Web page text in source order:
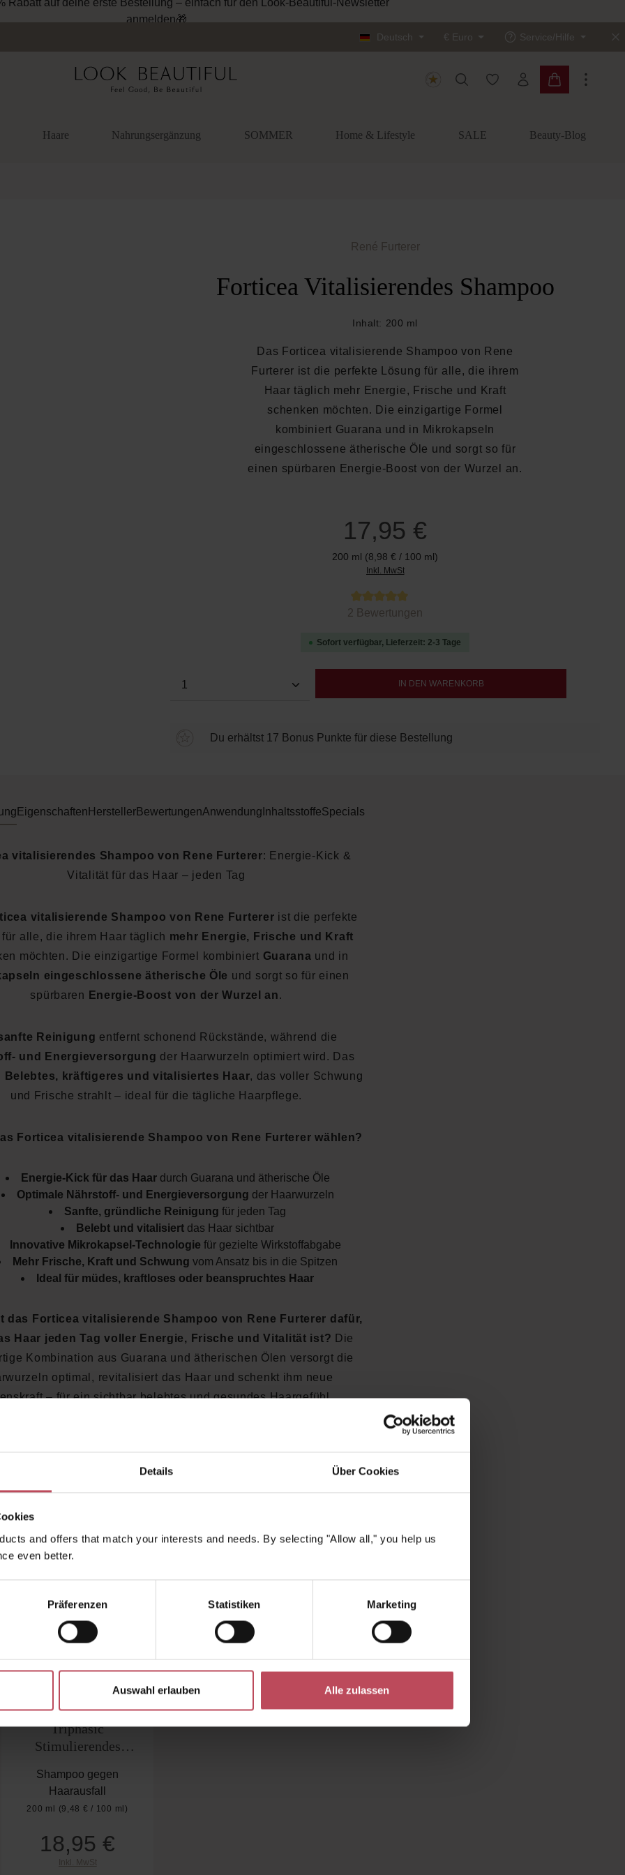
Details Über Cookies
and offers that match your interests and needs. By selecting "Allow all," you help us
even better.
Präferenzen Statistiken Marketing
Auswahl erlauben Alle zulassen
Rabatt auf deine erste Bestellung – einfach für den Look-Beautiful-Newsletter
anmelden🎁
Deutsch € Euro Service/Hilfe
Du hast 0 Produkte auf
Warenkorb
Haare Nahrungsergänzung SOMMER Home & Lifestyle SALE Beauty-Blog
René Furterer
Forticea Vitalisierendes Shampoo
Inhalt: 200 ml
Das Forticea vitalisierende Shampoo von Rene
Furterer ist die perfekte Lösung für alle, die ihrem
Haar täglich mehr Energie, Frische und Kraft
schenken möchten. Die einzigartige Formel
kombiniert Guarana und in Mikrokapseln
eingeschlossene ätherische Öle und sorgt so für
einen spürbaren Energie-Boost von der Wurzel an.
17,95 €
200 ml (8,98 € / 100 ml)
Inkl. MwSt
Durchschnittliche Bewertung von 5 von 5 Sternen
2 Bewertungen
Sofort verfügbar, Lieferzeit: 2-3 Tage
Produkt Anzahl: Gib den gewünschten Wert ein oder
IN DEN WARENKORB
Du erhältst 17 Bonus Punkte für diese Bestellung
Eigenschaften HerstellerBewertungenAnwendung InhaltsstoffeSpecials
vitalisierendes Shampoo von Rene Furterer: Energie-Kick &
Vitalität für das Haar – jeden Tag
vitalisierende Shampoo von Rene Furterer ist die perfekte
für alle, die ihrem Haar täglich mehr Energie, Frische und Kraft
möchten. Die einzigartige Formel kombiniert Guarana und in
eingeschlossene ätherische Öle und sorgt so für einen
spürbaren Energie-Boost von der Wurzel an.
Reinigung entfernt schonend Rückstände, während die
und Energieversorgung der Haarwurzeln optimiert wird. Das
Belebtes, kräftigeres und vitalisiertes Haar, das voller Schwung
und Frische strahlt – ideal für die tägliche Haarpflege.
Forticea vitalisierende Shampoo von Rene Furterer wählen?
Energie-Kick für das Haardurch Guarana und ätherische Öle
Optimale Nährstoff- und Energieversorgung der Haarwurzeln
Sanfte, gründliche Reinigung für jeden Tag
Belebt und vitalisiert das Haar sichtbar
Innovative Mikrokapsel-Technologie für gezielte Wirkstoffabgabe
Mehr Frische, Kraft und Schwung vom Ansatz bis in die Spitzen
Ideal für müdes, kraftloses oder beanspruchtes Haar
das Forticea vitalisierende Shampoo von Rene Furterer dafür,
Haar jeden Tag voller Energie, Frische und Vitalität ist? Die
Kombination aus Guarana und ätherischen Ölen versorgt die
optimal, revitalisiert das Haar und schenkt ihm neue
– für ein sichtbar belebtes und gesundes Haargefühl.
Haar erleben!
Accessory Items
Triphasic
Stimulierendes
Shampoo gegen
Haarausfall
200 ml (9,48 € / 100 ml)
Regulärer Preis:
18,95 €
Inkl. MwSt